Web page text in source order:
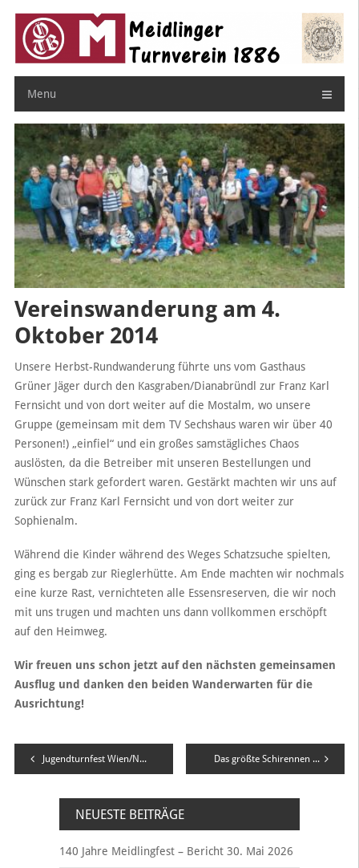
content
Menu
Vereinswanderung am 4.
Oktober 2014
Unsere Herbst-Rundwanderung führte uns vom Gasthaus
Grüner Jäger durch den Kasgraben/Dianabründl zur Franz Karl
Fernsicht und von dort weiter auf die Mostalm, wo unsere
Gruppe (gemeinsam mit dem TV Sechshaus waren wir über 40
Personen!) „einfiel“ und ein großes samstägliches Chaos
auslösten, da die Betreiber mit unseren Bestellungen und
Wünschen stark gefordert waren. Gestärkt machten wir uns auf
zurück zur Franz Karl Fernsicht und von dort weiter zur
Sophienalm.
Während die Kinder während des Weges Schatzsuche spielten,
ging es bergab zur Rieglerhütte. Am Ende machten wir nochmals
eine kurze Rast, vernichteten alle Essensreserven, die wir noch
mit uns trugen und machten uns dann vollkommen erschöpft
auf den Heimweg.
Wir freuen uns schon jetzt auf den nächsten gemeinsamen
Ausflug und danken den beiden Wanderwarten für die
Ausrichtung!
Beitragsnavigation
Jugendturnfest Wien/NÖ, Melk -Meidling „rockte“ das Turnfest! Das größte Schirennen der Welt!
NEUESTE BEITRÄGE
140 Jahre Meidlingfest – Bericht 30. Mai 2026